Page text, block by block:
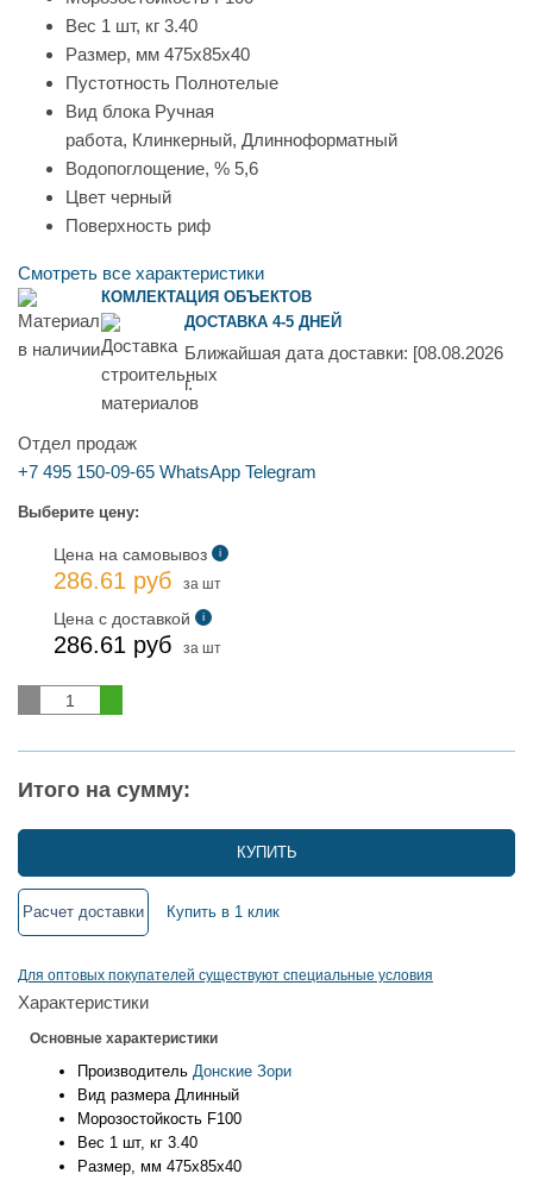
Вес 1 шт, кг 3.40
Размер, мм 475х85х40
Пустотность Полнотелые
Вид блока Ручная
работа, Клинкерный, Длинноформатный
Водопоглощение, % 5,6
Цвет черный
Поверхность риф
Смотреть все характеристики
КОМЛЕКТАЦИЯ ОБЪЕКТОВ
ДОСТАВКА 4-5 ДНЕЙ
Ближайшая дата доставки: [08.08.2026
г.
Отдел продаж
+7 495 150-09-65 WhatsApp Telegram
Выберите цену:
Цена на самовывоз i
286.61 руб за шт
Цена с доставкой i
286.61 руб за шт
Итого на сумму:
КУПИТЬ
Расчет доставки Купить в 1 клик
Для оптовых покупателей существуют специальные условия
Характеристики
Основные характеристики
Производитель Донские Зори
Вид размера Длинный
Морозостойкость F100
Вес 1 шт, кг 3.40
Размер, мм 475х85х40